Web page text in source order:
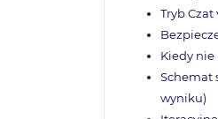
Tryb Czat
Kiedy nie
Schemat
wyniku)